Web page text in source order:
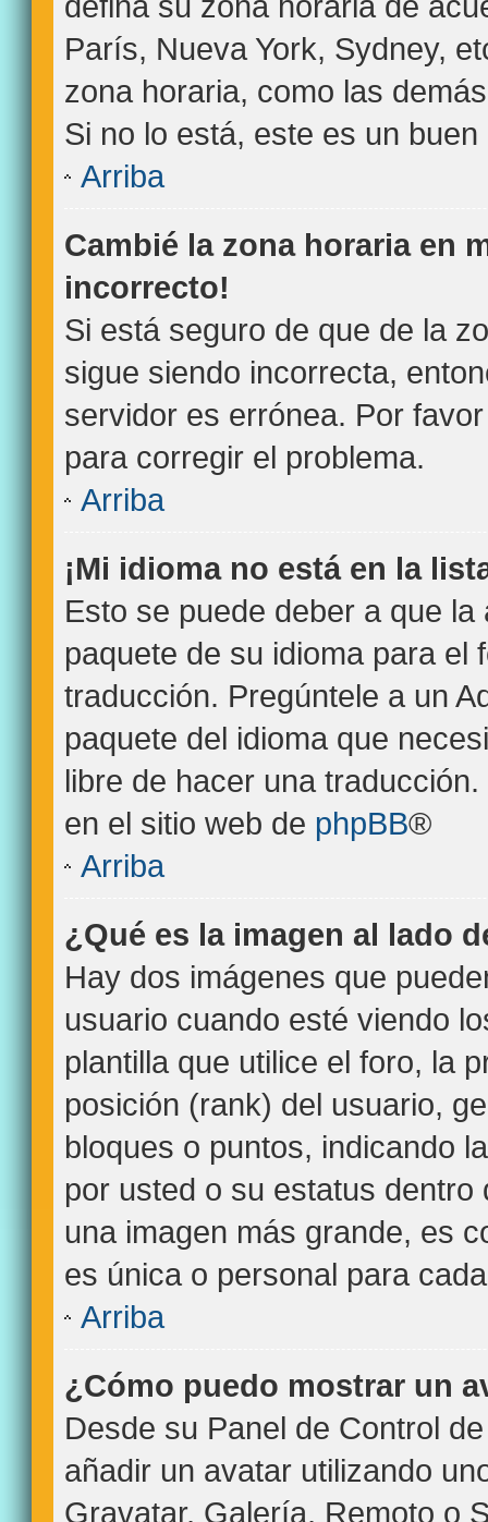
París, Nueva York, Sydney,
zona horaria, como las
Si no lo está, este es un
Arriba
Cambié la zona horaria en
incorrecto!
Si está seguro de que de la
sigue siendo incorrecta,
servidor es errónea. Por
para corregir el problema.
Arriba
¡Mi idioma no está en la
Esto se puede deber a que
paquete de su idioma para el
traducción. Pregúntele a un
paquete del idioma que
libre de hacer una
en el sitio web de phpBB®
Arriba
¿Qué es la imagen al lado
Hay dos imágenes que
usuario cuando esté viendo
plantilla que utilice el foro, la
posición (rank) del usuario,
bloques o puntos, indicando
por usted o su estatus
una imagen más grande, es
es única o personal para
Arriba
¿Cómo puedo mostrar un
Desde su Panel de Control
añadir un avatar utilizando
Gravatar, Galería, Remoto o